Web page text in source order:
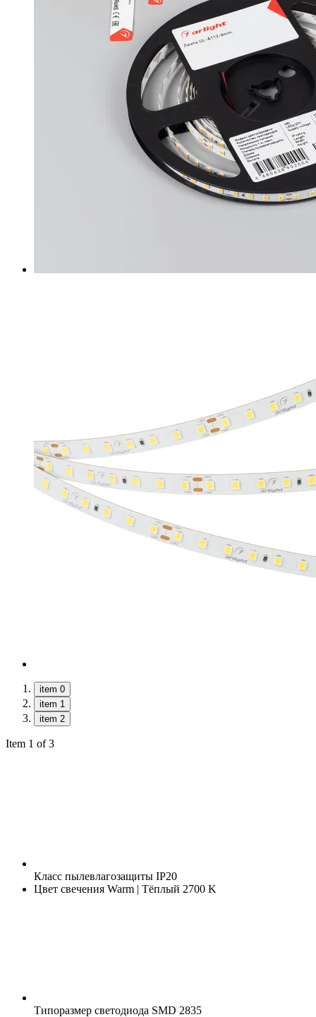
item 0
item 1
item 2
Item 1 of 3
Класс пылевлагозащиты IP20
Цвет свечения Warm | Тёплый 2700 K
Типоразмер светодиода SMD 2835